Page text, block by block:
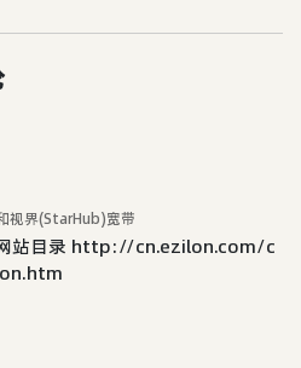
视界(StarHub)宽带
站目录 http://cn.ezilon.com/c